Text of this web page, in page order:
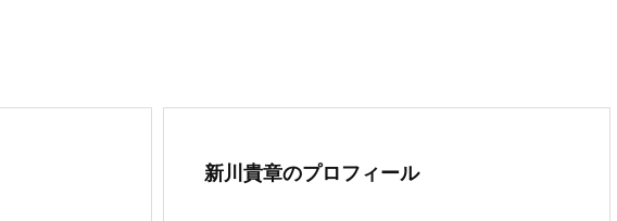
新川貴章のプロフィール